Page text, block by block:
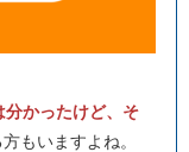
分かったけど、そ
もいますよね。